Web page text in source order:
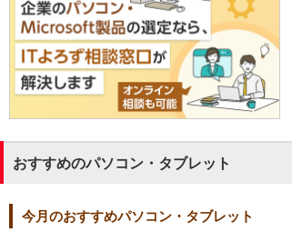
おすすめのパソコン・タブレット
今月のおすすめパソコン・タブレット